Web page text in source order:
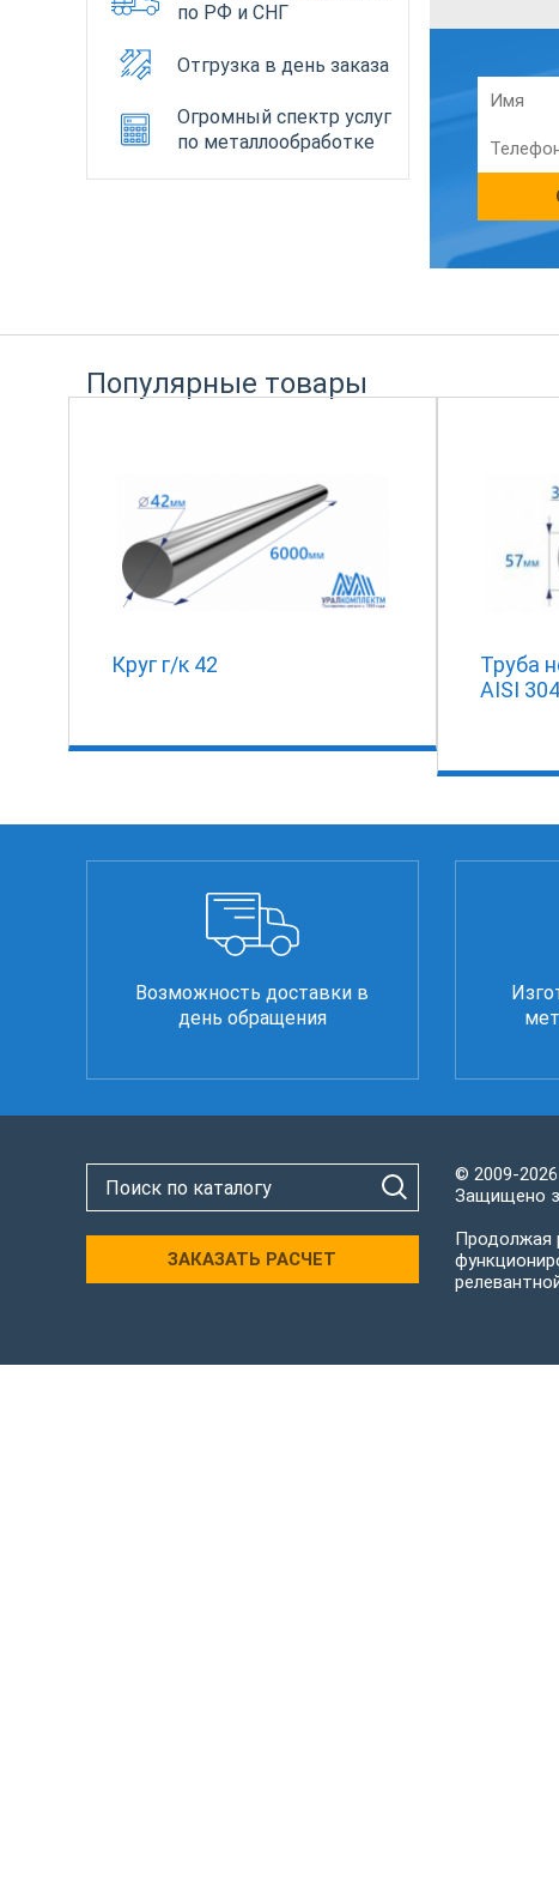
по РФ и СНГ
Отгрузка в день заказа
Огромный спектр услуг
по металлообработке
Популярные товары
Круг г/к 42
Труба
AISI
Возможность доставки в
день обращения
ЗАКАЗАТЬ РАСЧЕТ
© 2009-
Защищено
Продолжая